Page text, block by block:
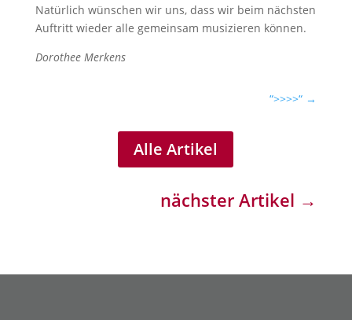
Natürlich wünschen wir uns, dass wir beim nächsten
Auftritt wieder alle gemeinsam musizieren können.
Dorothee Merkens
“>>>>“ →
Alle Artikel
nächster Artikel →